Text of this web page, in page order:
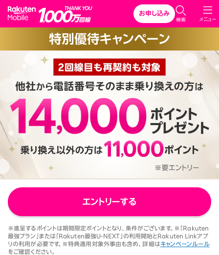
Rakuten Mobile
メニュー
検索
お申し込み
特別優待キャンペーン
エントリーする
※進呈するポイントは期間限定ポイントとなり、条件がございます。※「Rakuten
最強プラン」または「Rakuten最強U-NEXT」の利用開始とRakuten Linkアプ
リの利用が必要です。※特典適用対象外事由も含め、詳細はキャンペーンルール
をご確認ください。
※1 同一名義で累計5回線以上ご契約の場合、2025年11月19日より1回
線につき3,500円（税込3,850円、開通翌々月に確定）。「累計」とは、楽
天モバイルがサービスを本格開始した2020年4月8日以降に契約され
たすべての回線（解約済みの回線も含む）の合計数を指します。
C
l
s
e